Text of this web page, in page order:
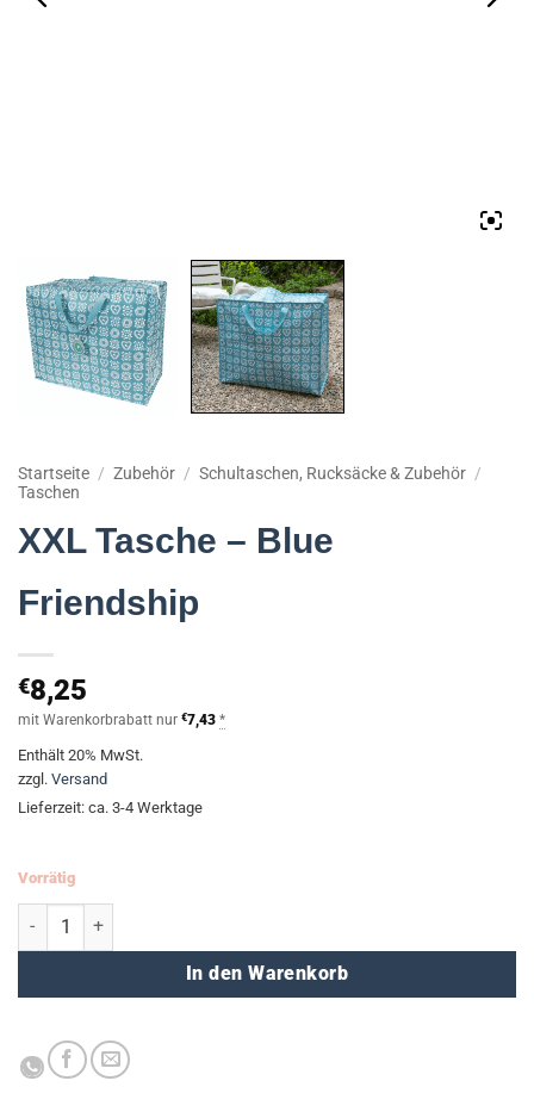
Startseite / Zubehör / Schultaschen, Rucksäcke & Zubehör /
Taschen
XXL Tasche – Blue
Friendship
€8,25
mit Warenkorbrabatt nur €7,43 *
Enthält 20% MwSt.
zzgl. Versand
Lieferzeit: ca. 3-4 Werktage
Vorrätig
XXL Tasche - Blue Friendship Menge
In den Warenkorb